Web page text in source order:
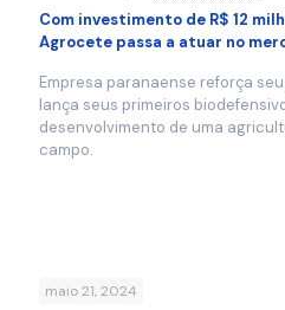
Com investimento de R$ 12
Agrocete passa a atuar no
Empresa paranaense reforça
lança seus primeiros
desenvolvimento de uma
campo.
maio 21, 2024